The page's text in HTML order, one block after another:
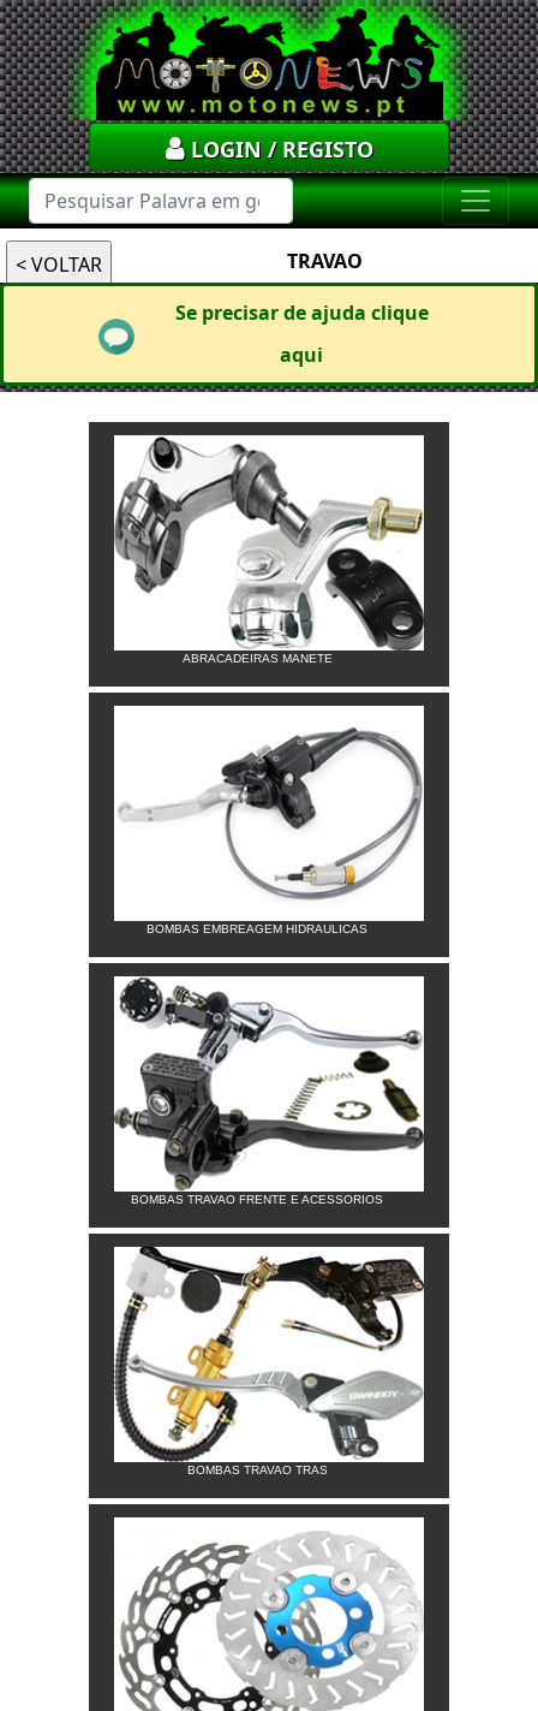
LOGIN / REGISTO
TRAVAO
Se precisar de ajuda clique
aqui
ABRACADEIRAS MANETE
BOMBAS EMBREAGEM HIDRAULICAS
BOMBAS TRAVAO FRENTE E ACESSORIOS
BOMBAS TRAVAO TRAS